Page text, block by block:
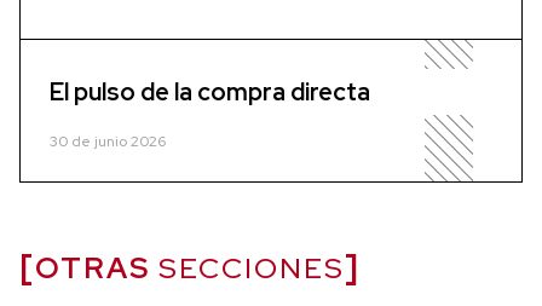
El pulso de la compra directa
30 de junio 2026
OTRAS SECCIONES